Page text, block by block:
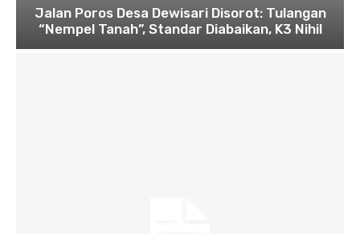
Jalan Poros Desa Dewisari Disorot: Tulangan
“Nempel Tanah”, Standar Diabaikan, K3 Nihil